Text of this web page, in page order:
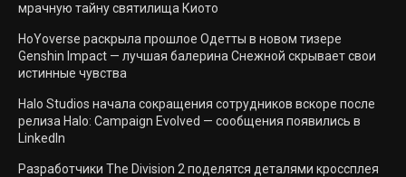
мрачную тайну святилища Киото
HoYoverse раскрыла прошлое Одетты в новом тизере
Genshin Impact — лучшая балерина Снежной скрывает свои
истинные чувства
Halo Studios начала сокращения сотрудников вскоре после
релиза Halo: Campaign Evolved — сообщения появились в
LinkedIn
Разработчики The Division 2 поделятся деталями кроссплея